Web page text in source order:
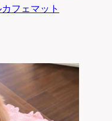
フェマット